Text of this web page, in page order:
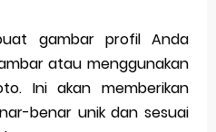
gambar profil Anda
atau menggunakan
Ini akan memberikan
benar unik dan sesuai